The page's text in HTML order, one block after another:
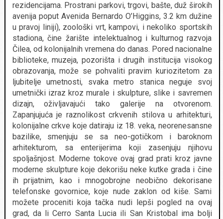
rezidencijama. Prostrani parkovi, trgovi, bašte, duž širokih
avenija poput Avenida Bernardo O’Higgins, 3.2 km dužine
u pravoj liniji), zoološki vrt, kampovi, i nekoliko sportskih
stadiona, čine žarište intelektualnog i kulturnog razvoja
Čilea, od kolonijalnih vremena do danas. Pored nacionalne
biblioteke, muzeja, pozorišta i drugih institucija visokog
obrazovanja, može se pohvaliti pravim kuriozitetom za
ljubitelje umetnosti, svaka metro stanica neguje svoj
umetnički izraz kroz murale i skulpture, slike i savremen
dizajn, oživljavajući tako galerije na otvorenom.
Zapanjujuća je raznolikost crkvenih stilova u arhitekturi,
kolonijalne crkve koje datiraju iz 18. veka, neorenesansne
bazilike, smenjuju se sa neo-gotičkom i baroknom
arhitekturom, sa enterijerima koji zasenjuju njihovu
spoljašnjost. Moderne tokove ovaj grad prati kroz javne
moderne skulpture koje dekorišu neke kutke grada i čine
ih prijatnim, kao i mnogobrojne neobično dekorisane
telefonske govornice, koje nude zaklon od kiše. Sami
možete proceniti koja tačka nudi lepši pogled na ovaj
grad, da li Cerro Santa Lucia ili San Kristobal ima bolji